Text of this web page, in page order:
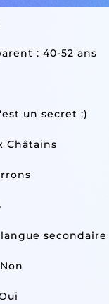
: 40-52 ans
un secret ;)
Châtains
secondaire